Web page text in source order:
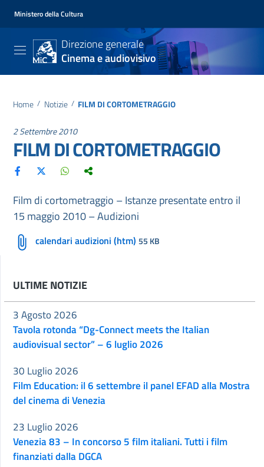
Ministero della Cultura
Direzione generale
Cinema e audiovisivo
Home / Notizie / FILM DI CORTOMETRAGGIO
2 Settembre 2010
FILM DI CORTOMETRAGGIO
Film di cortometraggio – Istanze presentate entro il
15 maggio 2010 – Audizioni
calendari audizioni (htm) 55 KB
ULTIME NOTIZIE
Tavola rotonda “Dg-Connect meets the Italian
audiovisual sector” – 6 luglio 2026
3 Agosto 2026
Film Education: il 6 settembre il panel EFAD alla Mostra
del cinema di Venezia
30 Luglio 2026
Venezia 83 – In concorso 5 film italiani. Tutti i film
finanziati dalla DGCA
23 Luglio 2026